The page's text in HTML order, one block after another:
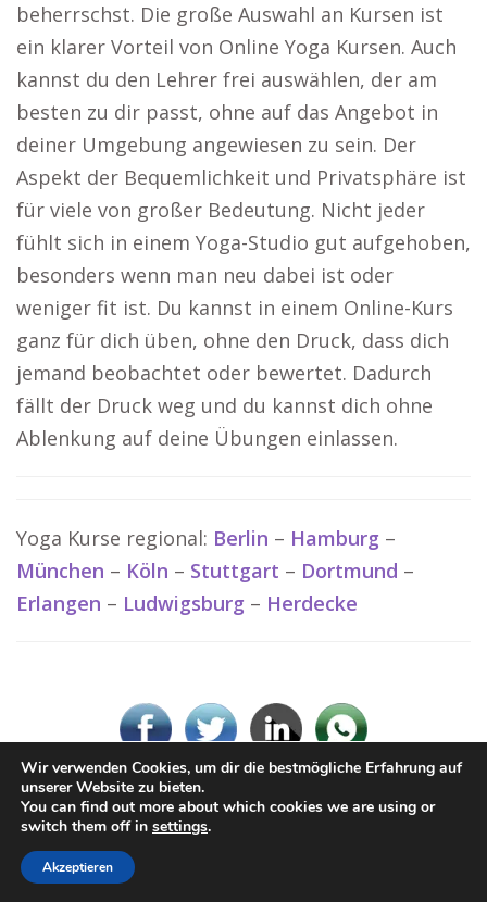
beherrschst. Die große Auswahl an Kursen ist
ein klarer Vorteil von Online Yoga Kursen. Auch
kannst du den Lehrer frei auswählen, der am
besten zu dir passt, ohne auf das Angebot in
deiner Umgebung angewiesen zu sein. Der
Aspekt der Bequemlichkeit und Privatsphäre ist
für viele von großer Bedeutung. Nicht jeder
fühlt sich in einem Yoga-Studio gut aufgehoben,
besonders wenn man neu dabei ist oder
weniger fit ist. Du kannst in einem Online-Kurs
ganz für dich üben, ohne den Druck, dass dich
jemand beobachtet oder bewertet. Dadurch
fällt der Druck weg und du kannst dich ohne
Ablenkung auf deine Übungen einlassen.
Yoga Kurse regional: Berlin – Hamburg –
München – Köln – Stuttgart – Dortmund –
Erlangen – Ludwigsburg – Herdecke
© www-Yoga.de
Impressum / Datenschutz
Wir verwenden Cookies, um dir die bestmögliche Erfahrung auf
unserer Website zu bieten.
You can find out more about which cookies we are using or
switch them off in settings.
Akzeptieren